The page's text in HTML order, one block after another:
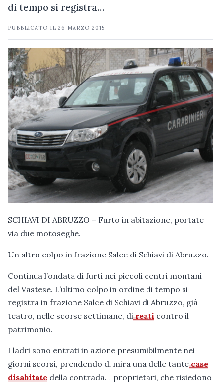
di tempo si registra…
PUBBLICATO IL26 MARZO 2015
SCHIAVI DI ABRUZZO – Furto in abitazione, portate
via due motoseghe.
Un altro colpo in frazione Salce di Schiavi di Abruzzo.
Continua l’ondata di furti nei piccoli centri montani
del Vastese. L’ultimo colpo in ordine di tempo si
registra in frazione Salce di Schiavi di Abruzzo, già
teatro, nelle scorse settimane, direati contro il
patrimonio.
I ladri sono entrati in azione presumibilmente nei
giorni scorsi, prendendo di mira una delle tantecase
disabitate della contrada. I proprietari, che risiedono